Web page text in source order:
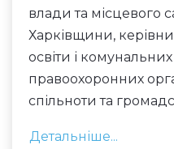
влади та місцевого
Харківщини,
освіти і
правоохоронних
спільноти та
Детальніше...